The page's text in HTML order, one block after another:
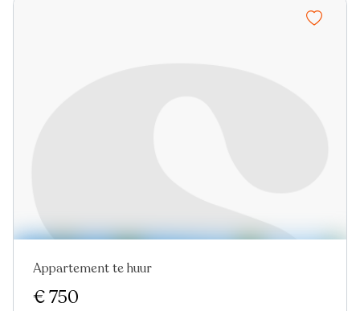
Nieuw
Appartement te huur
€ 750